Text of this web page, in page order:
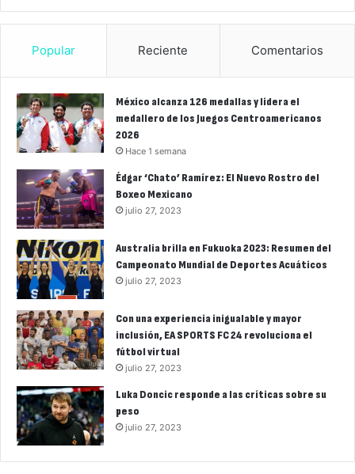
Popular Reciente Comentarios
México alcanza 126 medallas y lidera el
medallero de los Juegos Centroamericanos
2026
Hace 1 semana
Édgar ‘Chato’ Ramírez: El Nuevo Rostro del
Boxeo Mexicano
julio 27, 2023
Australia brilla en Fukuoka 2023: Resumen del
Campeonato Mundial de Deportes Acuáticos
julio 27, 2023
Con una experiencia inigualable y mayor
inclusión, EA SPORTS FC 24 revoluciona el
fútbol virtual
julio 27, 2023
Luka Doncic responde a las críticas sobre su
peso
julio 27, 2023